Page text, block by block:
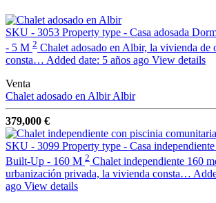
SKU - 3053 Property type - Casa adosada
- 5 M 2 Chalet adosado en Albir, la vivienda de
consta… Added date: 5 años ago View details
Venta
Chalet adosado en Albir Albir
379,000 €
SKU - 3099 Property type - Casa independiente
Built-Up - 160 M 2 Chalet independiente 160
urbanización privada, la vivienda consta…
ago View details